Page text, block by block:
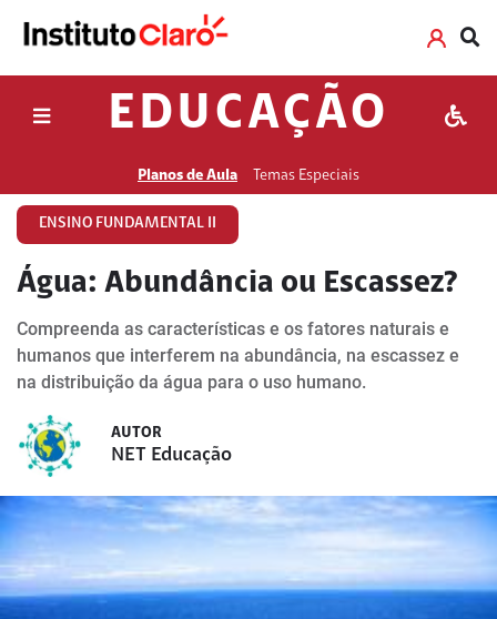
EDUCAÇÃO
Planos de Aula Temas Especiais
ENSINO FUNDAMENTAL II
Água: Abundância ou Escassez?
Compreenda as características e os fatores naturais e
humanos que interferem na abundância, na escassez e
na distribuição da água para o uso humano.
AUTOR
NET Educação